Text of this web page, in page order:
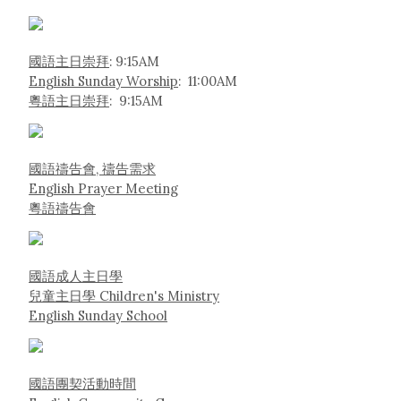
國語主日崇拜: 9:15AM
English Sunday Worship: 11:00AM
粵語主日崇拜: 9:15AM
國語禱告會, 禱告需求
English Prayer Meeting
粵語禱告會
國語成人主日學
兒童主日學 Children's Ministry
English Sunday School
國語團契活動時間